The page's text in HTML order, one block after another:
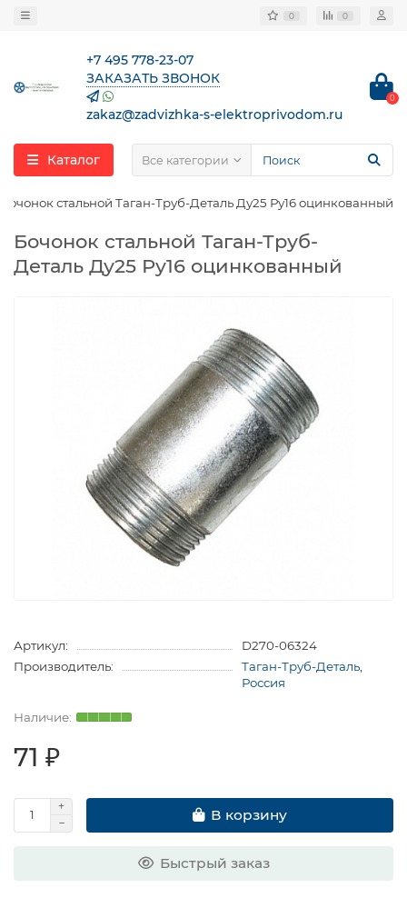
0 0
+7 495 778-23-07
ЗАКАЗАТЬ ЗВОНОК
zakaz@zadvizhka-s-elektroprivodom.ru
0
Каталог Все категории
Бочонок стальной Таган-Труб-Деталь Ду25 Ру16 оцинкованный
Бочонок стальной Таган-Труб-
Деталь Ду25 Ру16 оцинкованный
Артикул:
D270-06324
Производитель:
Таган-Труб-Деталь,
Россия
71 ₽
В корзину
Быстрый заказ